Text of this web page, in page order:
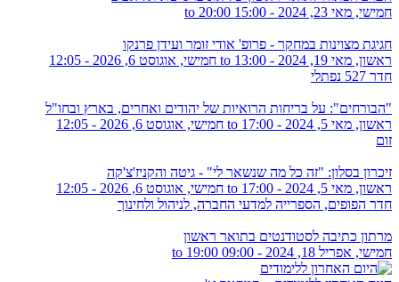
חמישי, מאי 23, 2024 -
15:00
20:00
חגיגת מצוינות במחקר - פרופ' אודי זומר ועידן פרנקו
ראשון, מאי 19, 2024 - 13:00
חמישי, אוגוסט 6, 2026 - 12:05
חדר 527 נפתלי
"הבורחים": על בריחות הרואיות של יהודים ואחרים, בארץ ובחו"ל
ראשון, מאי 5, 2024 - 17:00
חמישי, אוגוסט 6, 2026 - 12:05
זום
זיכרון בסלון: "זה כל מה שנשאר לי" - גיטה והקניז'צ'קה
ראשון, מאי 5, 2024 - 17:00
חמישי, אוגוסט 6, 2026 - 12:05
חדר הפופים, הספרייה למדעי החברה, לניהול ולחינוך
מרתון כתיבה לסטודנטים בתואר ראשון
חמישי, אפריל 18, 2024 -
09:00
19:00